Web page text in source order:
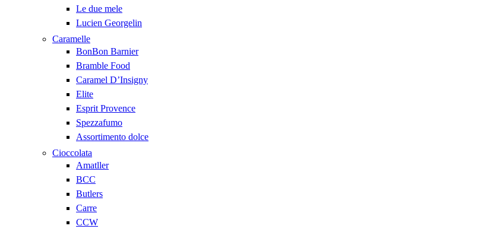
Le due mele
Lucien Georgelin
Caramelle
BonBon Barnier
Bramble Food
Caramel D’Insigny
Elite
Esprit Provence
Spezzafumo
Assortimento dolce
Cioccolata
Amatller
BCC
Butlers
Carre
CCW